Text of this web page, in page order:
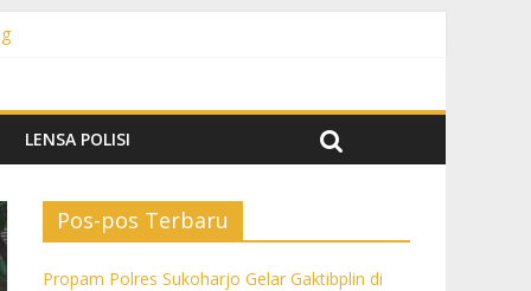
Lalu Lintas
LENSA POLISI
Pos-pos Terbaru
Propam Polres Sukoharjo Gelar Gaktibplin di